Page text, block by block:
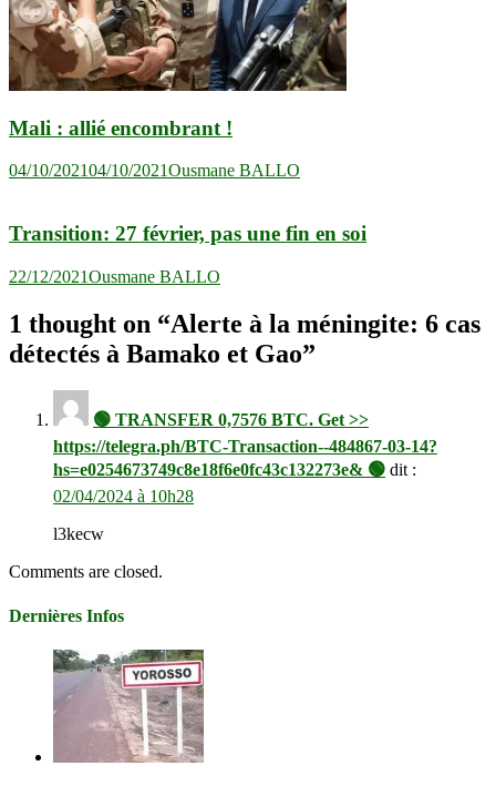
Mali : allié encombrant !
04/10/202104/10/2021Ousmane BALLO
Transition: 27 février, pas une fin en soi
22/12/2021Ousmane BALLO
1 thought on “Alerte à la méningite: 6 cas
détectés à Bamako et Gao”
🟢 ТRАNSFЕR 0,7576 ВТС. Get >>
https://telegra.ph/BTC-Transaction--484867-03-14?
hs=e0254673749c8e18f6e0fc43c132273e& 🟢 dit :
02/04/2024 à 10h28
l3kecw
Comments are closed.
Dernières Infos